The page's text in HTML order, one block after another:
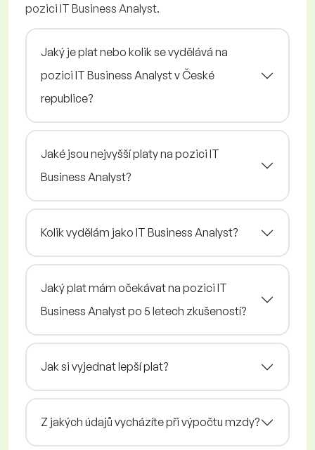
pozici IT Business Analyst.
Jaký je plat nebo kolik se vydělává na
pozici IT Business Analyst v České
republice?
Jaké jsou nejvyšší platy na pozici IT
Business Analyst?
Kolik vydělám jako IT Business Analyst?
Jaký plat mám očekávat na pozici IT
Business Analyst po 5 letech zkušeností?
Jak si vyjednat lepší plat?
Z jakých údajů vycházíte při výpočtu mzdy?